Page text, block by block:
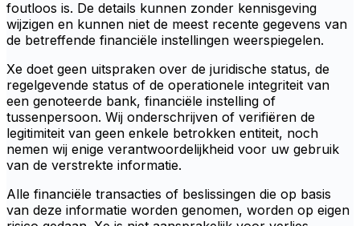
foutloos is. De details kunnen zonder kennisgeving
wijzigen en kunnen niet de meest recente gegevens van
de betreffende financiële instellingen weerspiegelen.
Xe doet geen uitspraken over de juridische status, de
regelgevende status of de operationele integriteit van
een genoteerde bank, financiële instelling of
tussenpersoon. Wij onderschrijven of verifiëren de
legitimiteit van geen enkele betrokken entiteit, noch
nemen wij enige verantwoordelijkheid voor uw gebruik
van de verstrekte informatie.
Alle financiële transacties of beslissingen die op basis
van deze informatie worden genomen, worden op eigen